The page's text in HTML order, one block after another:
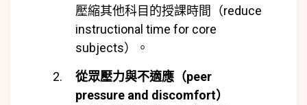
壓縮其他科目的授課時間（reduce
instructional time for core
subjects）。
從眾壓力與不適應（peer
pressure and discomfort）